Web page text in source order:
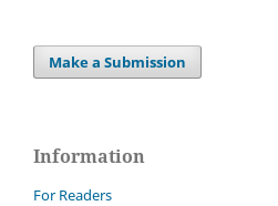
Make a Submission
Information
For Readers